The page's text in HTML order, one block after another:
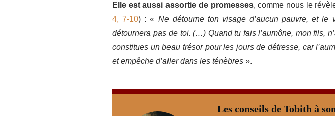
Elle est aussi assortie de promesses, comme nous le
4, 7-10) : « Ne détourne ton visage d’aucun pauvre, et le
détournera pas de toi. (…) Quand tu fais l’aumône, mon fils,
constitues un beau trésor pour les jours de détresse, car
et empêche d’aller dans les ténèbres ».
Les conseils de Tobith à